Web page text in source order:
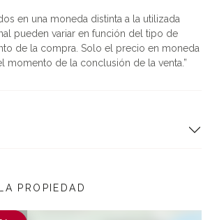
en una moneda distinta a la utilizada
pueden variar en función del tipo de
de la compra. Solo el precio en moneda
momento de la conclusión de la venta.
PROPIEDAD